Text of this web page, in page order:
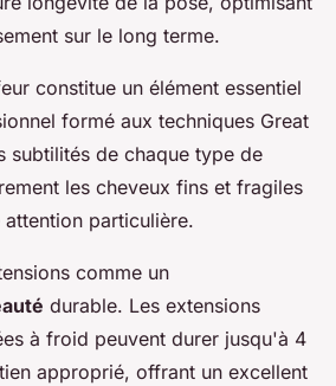
sur le long terme.
constitue un élément essentiel
formé aux techniques Great
subtilités de chaque type de
les cheveux fins et fragiles
particulière.
comme un
durable. Les extensions
à froid peuvent durer jusqu'à 4
approprié, offrant un excellent